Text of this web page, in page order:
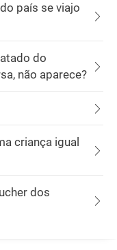
país se viajo
do
não aparece?
criança igual
dos